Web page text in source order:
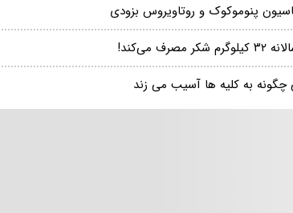
پنوموکوک و روتاویروس بزودی
مصرف می‌کند!
به کلیه ها آسیب می زند